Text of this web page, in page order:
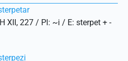
XII, 227 / Pl: ~i / E: sterpet + -